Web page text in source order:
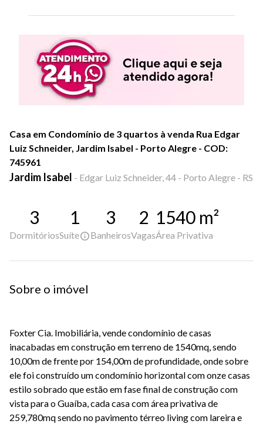
Casa em Condomínio de 3 quartos à venda Rua Edgar
Luiz Schneider, Jardim Isabel - Porto Alegre - COD:
745961
Jardim Isabel - Edgar Luiz Schneider, 44 - Porto Alegre - RS
3
Dormitórios
1
Suíte
3
Banheiros
2
Vagas
1540 m²
Área Privativa
Sobre o imóvel
Foxter Cia. Imobiliária, vende condomínio de casas
inacabadas em construção em terreno de 1540mq, sendo
10,00m de frente por 154,00m de profundidade, onde sobre
ele foi construído um condomínio horizontal com onze casas
estilo sobrado que estão em fase final de construção com
vista para o Guaíba, cada casa com área privativa de
259,780mq sendo no pavimento térreo living com lareira e